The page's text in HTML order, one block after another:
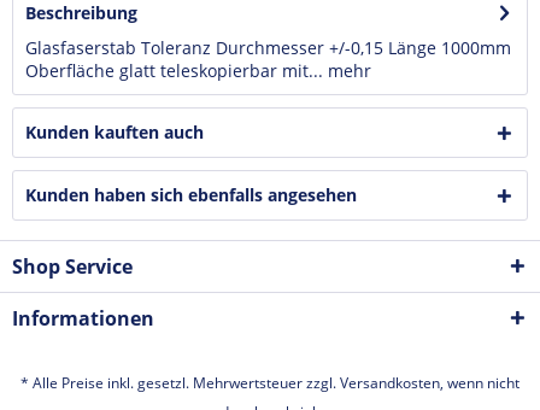
Beschreibung
Glasfaserstab Toleranz Durchmesser +/-0,15 Länge 1000mm
Oberfläche glatt teleskopierbar mit... mehr
Kunden kauften auch
Kunden haben sich ebenfalls angesehen
Shop Service
Informationen
* Alle Preise inkl. gesetzl. Mehrwertsteuer zzgl.Versandkosten, wenn nicht